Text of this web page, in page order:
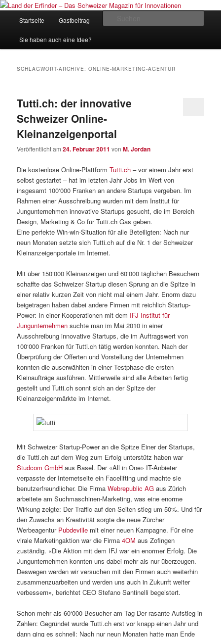
Zum
wechseln
Zum
wechselnLand der Erfinder – Das Schweizer
Startseite Gastbeitrag
Sie haben auch eine Idee?
SCHLAGWORT-ARCHIVE:ONLINE-MARKETING-AGENTUR
Tutti.ch: der innovative
Schweizer Online-
Kleinanzeigenportal
Veröffentlicht am24. Februar 2011 vonM. Jordan
Die kostenlose Online-PlattformTutti.ch – vor einem Jahr erst
selbst gestartet – hat im letzten Jahr Jobs im Wert von
insgesamt 100‘000 Franken an andere Startups vergeben. Im
Rahmen einer Ausschreibung wurden mit dem Institut für
Jungunternehmen innovative Startups gesucht, die im Bereich
Design, Marketing & Co für Tutti.ch Gas geben.
Eine perfekte Win-win-Situation für alle Beteiligten: Nach nur
neun Monaten setzte sich Tutti.ch auf die Nr. 1 der Schweizer
Kleinanzeigenportale im Internet.
Mit über 150‘000 Kleinanzeigen und 60‘000 täglichen Besuchern
schaffte das Schweizer Startup diesen Sprung an die Spitze in
einer relativ kurzen Zeit von nicht mal einem Jahr. Enorm dazu
beigetragen haben dabei andere Firmen mit reichlich Startup-
Power: In einer Kooperationen mit dem IFJ Institut für
Jungunternehmen suchte man im Mai 2010 in einer
Ausschreibung innovative Startups, die im Auftragswert von
100‘000 Franken für Tutti.ch tätig werden konnten. Nach der
Überprüfung der Offerten und Vorstellung der Unternehmen
konnten die auserwählten in einer Testphase die ersten
Kleinaufträge ausführen. Mittlerweile sind alle Arbeiten fertig
gestellt und Tutti.ch sonnt sich an der Spitze der
Kleinanzeigenmärkte im Internet.
Mit Schweizer Startup-Power an die Spitze Einer der Startups,
die Tutti.ch auf dem Weg zum Erfolg unterstütz haben war
Studcom GmbH aus Basel. Der «All in One» IT-Anbieter
verpasste der Internetseite ein Facelifting und machte sie
benutzerfreundlicher. Die FirmaWebrepublic AG aus Zürich
arbeitete am Suchmaschinen-Marketing, was eine enorme
Wirkung zeigte: Der Traffic auf den Seiten stieg um 50%. Und für
den Zuwachs an Kreativität sorgte die neue Zürcher
Werbeagentur Pubdeville mit einer neuen Kampagne. Für eine
virale Marketingaktion war die Firma4OM aus Zofingen
zuständig. «Die Aktion mit dem IFJ war ein enormer Erfolg. Die
Jungunternehmen konnten uns dabei mehr als nur überzeugen.
Deswegen werden wir versuchen mit den Firmen auch weiterhin
zusammenzuarbeiten und werden uns auch in Zukunft weiter
verbessern», berichtet CEO Stefano Santinelli begeistert.
Schon mehr als 60‘000 Besucher am Tag Der rasante Aufstieg in
Zahlen: Gegründet wurde Tutti.ch erst vor knapp einen Jahr und
dann ging es schnell: Nach nur neun Monaten hatte man Ende